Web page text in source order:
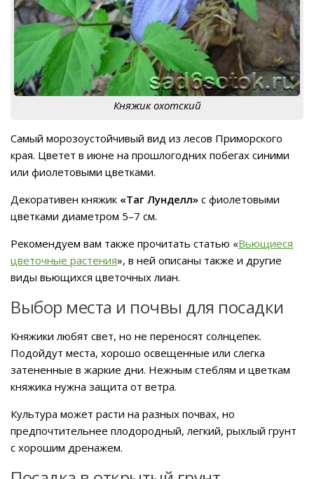
Княжик охотский
Самый морозоустойчивый вид из лесов Приморского
края. Цветет в июне на прошлогодних побегах синими
или фиолетовыми цветками.
Декоративен княжик «Таг Лунделл» с фиолетовыми
цветками диаметром 5–7 см.
Рекомендуем вам также прочитать статью «Вьющиеся
цветочные растения», в ней описаны также и другие
виды вьющихся цветочных лиан.
Выбор места и почвы для посадки
Княжики любят свет, но не переносят солнцепек.
Подойдут места, хорошо освещенные или слегка
затененные в жаркие дни. Нежным стеблям и цветкам
княжика нужна защита от ветра.
Культура может расти на разных почвах, но
предпочтительнее плодородный, легкий, рыхлый грунт
с хорошим дренажем.